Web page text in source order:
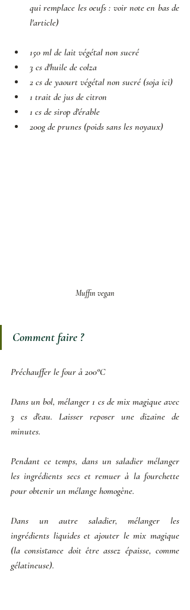
qui remplace les oeufs : voir note en bas de
l'article)
150 ml de lait végétal non sucré
3 cs d'huile de colza
2 cs de yaourt végétal non sucré (soja ici)
1 trait de jus de citron
1 cs de sirop d'érable
200g de prunes (poids sans les noyaux)
Muffin vegan
Comment faire ?
Préchauffer le four à 200°C
Dans un bol, mélanger 1 cs de mix magique avec
3 cs d'eau. Laisser reposer une dizaine de
minutes.
Pendant ce temps, dans un saladier mélanger
les ingrédients secs et remuer à la fourchette
pour obtenir un mélange homogène.
Dans un autre saladier, mélanger les
ingrédients liquides et ajouter le mix magique
(la consistance doit être assez épaisse, comme
gélatineuse).